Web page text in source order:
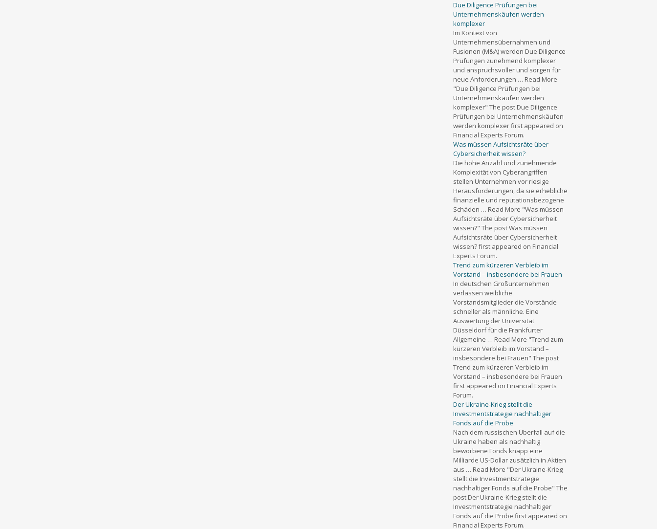
Due Diligence Prüfungen bei
Unternehmenskäufen werden
komplexer
Im Kontext von
Unternehmensübernahmen und
Fusionen (M&A) werden Due Diligence
Prüfungen zunehmend komplexer
und anspruchsvoller und sorgen für
neue Anforderungen … Read More
"Due Diligence Prüfungen bei
Unternehmenskäufen werden
komplexer" The post Due Diligence
Prüfungen bei Unternehmenskäufen
werden komplexer first appeared on
Financial Experts Forum.
Was müssen Aufsichtsräte über
Cybersicherheit wissen?
Die hohe Anzahl und zunehmende
Komplexität von Cyberangriffen
stellen Unternehmen vor riesige
Herausforderungen, da sie erhebliche
finanzielle und reputationsbezogene
Schäden … Read More "Was müssen
Aufsichtsräte über Cybersicherheit
wissen?" The post Was müssen
Aufsichtsräte über Cybersicherheit
wissen? first appeared on Financial
Experts Forum.
Trend zum kürzeren Verbleib im
Vorstand – insbesondere bei Frauen
In deutschen Großunternehmen
verlassen weibliche
Vorstandsmitglieder die Vorstände
schneller als männliche. Eine
Auswertung der Universität
Düsseldorf für die Frankfurter
Allgemeine … Read More "Trend zum
kürzeren Verbleib im Vorstand –
insbesondere bei Frauen" The post
Trend zum kürzeren Verbleib im
Vorstand – insbesondere bei Frauen
first appeared on Financial Experts
Forum.
Der Ukraine-Krieg stellt die
Investmentstrategie nachhaltiger
Fonds auf die Probe
Nach dem russischen Überfall auf die
Ukraine haben als nachhaltig
beworbene Fonds knapp eine
Milliarde US-Dollar zusätzlich in Aktien
aus … Read More "Der Ukraine-Krieg
stellt die Investmentstrategie
nachhaltiger Fonds auf die Probe" The
post Der Ukraine-Krieg stellt die
Investmentstrategie nachhaltiger
Fonds auf die Probe first appeared on
Financial Experts Forum.